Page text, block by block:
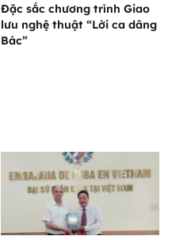
Đặc sắc chương trình Giao
lưu nghệ thuật “Lời ca dâng
Bác”